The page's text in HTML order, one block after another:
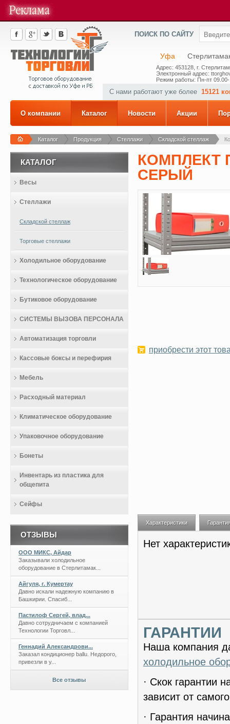
ПОИСК ПО САЙТУ
Уфа
Адрес: 453128, г.
Электронный адрес:
Режим работы: Пн-пт
С нами работают уже более 15121
О компании Каталог Новости Акции
Каталог Продукция Стеллажи Складской стеллаж
КОМПЛЕКТ
СЕРЫЙ
приобрести этот
Характеристики
Нет
ГАРАНТИИ
Наша компания
холодильное
· Скок гарантии
зависит от
· Гарантия
КАТАЛОГ
Весы
Стеллажи
Складской стеллаж
Торговые стеллажи
Холодильное оборудование
Технологическое оборудование
Бутиковое оборудование
СИСТЕМЫ ВЫЗОВА ПЕРСОНАЛА
Автоматизация торговли
Кассовые боксы и перефирия
Мебель
Расходный материал
Климатическое оборудование
Упаковочное оборудование
Бонеты
Инвентарь из пластика для
общепита
Сейфы
ОТЗЫВЫ
ООО МИКС, Айдар
Заказывали холодильное
оборудование в Стерлитамак...
Айгуля, г. Кумертау
Давно искали надежную компанию в
Башкирии. Спасиб...
Пастилоф Сергей, влад...
Давно сотрудничаем с компанией
Технологии Торговл...
Геннадий Александрови...
Заказал кондиционер ballu. Недорого,
привезли в у...
Все отзывы